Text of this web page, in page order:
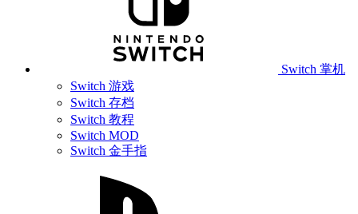
Switch 掌机
Switch 游戏
Switch 存档
Switch 教程
Switch MOD
Switch 金手指